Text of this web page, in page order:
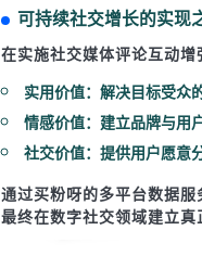
可持续社交增长的实现
在实施社交媒体评论互动增
实用价值：解决目标受众
情感价值：建立品牌与用
社交价值：提供用户愿意
通过买粉呀的多平台数据服
最终在数字社交领域建立真